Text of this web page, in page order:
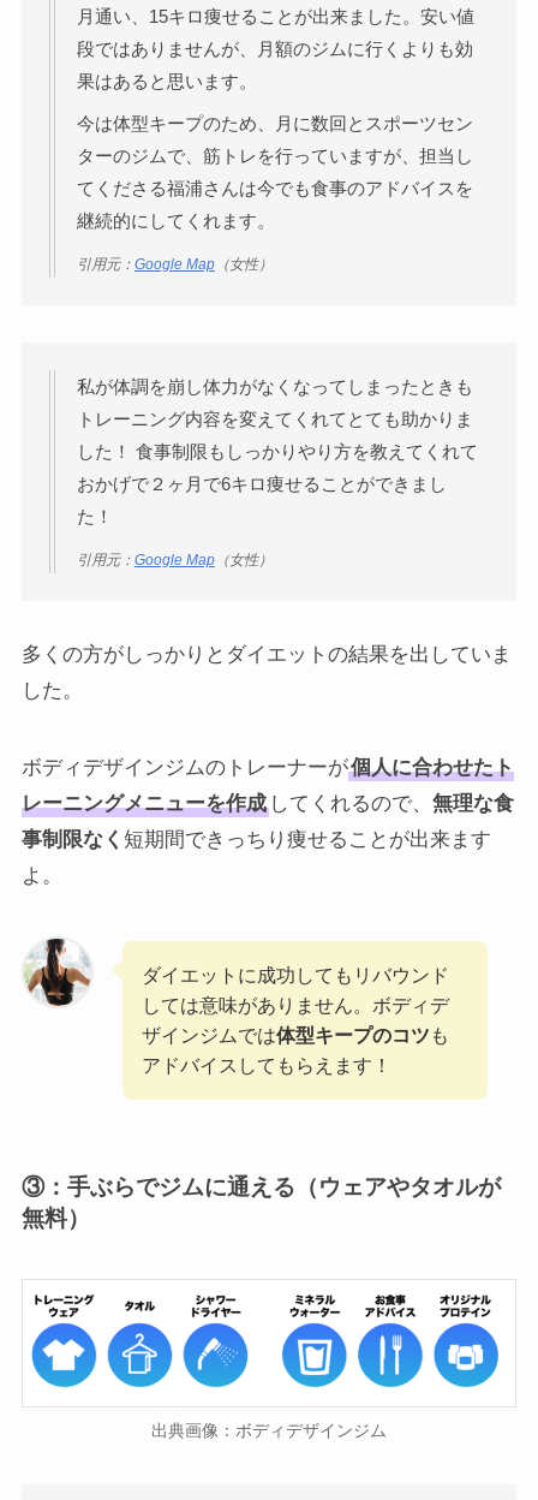
月通い、15キロ痩せることが出来ました。安い値
段ではありませんが、月額のジムに行くよりも効
果はあると思います。
今は体型キープのため、月に数回とスポーツセン
ターのジムで、筋トレを行っていますが、担当し
てくださる福浦さんは今でも食事のアドバイスを
継続的にしてくれます。
引用元： Google Map（女性）
私が体調を崩し体力がなくなってしまったときも
トレーニング内容を変えてくれてとても助かりま
した！ 食事制限もしっかりやり方を教えてくれて
おかげで２ヶ月で6キロ痩せることができまし
た！
引用元： Google Map（女性）
多くの方がしっかりとダイエットの結果を出していま
した。
ボディデザインジムのトレーナーが個人に合わせたト
レーニングメニューを作成してくれるので、 無理な食
事制限なく 短期間できっちり痩せることが出来ます
よ。
ダイエットに成功してもリバウンド
しては意味がありません。ボディデ
ザインジムでは体型キープのコツ も
アドバイスしてもらえます！
③：手ぶらでジムに通える （ウェアやタオルが
無料）
出典画像：ボディデザインジム